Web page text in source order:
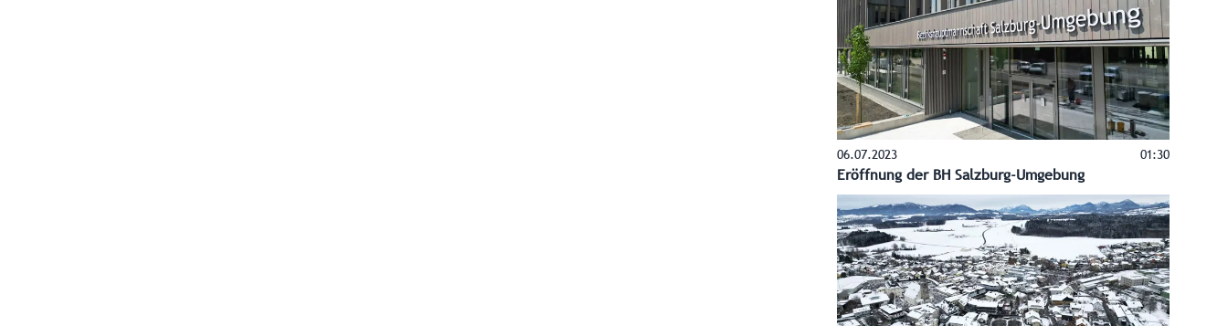
06.07.2023 01:30
Eröffnung der BH Salzburg-Umgebung